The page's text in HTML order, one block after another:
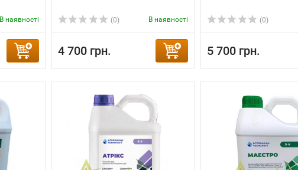
В наявності (0) В наявності
4 700 грн.
(0)
5 700 грн.